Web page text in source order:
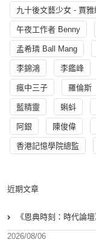
九十後文藝少女 - 賈雅
午夜工作者 Benny
孟希璘 Ball Mang
李錦鴻 李鑑峰
瘋中三子 羅倫斯
藍精靈 蝌蚪
阿銀 陳俊偉
香港記憶學院總監
近期文章
《恩典時刻：時代論
2026/08/06